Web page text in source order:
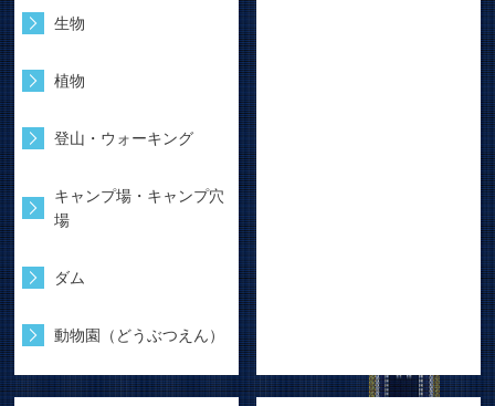
生物
植物
登山・ウォーキング
キャンプ場・キャンプ穴
場
ダム
動物園（どうぶつえん）